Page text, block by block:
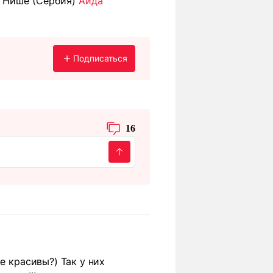
Подписаться
16
красивы?) Так у них